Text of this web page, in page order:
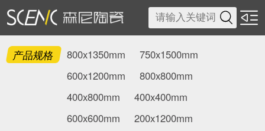

产品规格 800x1350mm
750x1500mm
600x1200mm
800x800mm
400x800mm
400x400mm
600x600mm
200x1200mm